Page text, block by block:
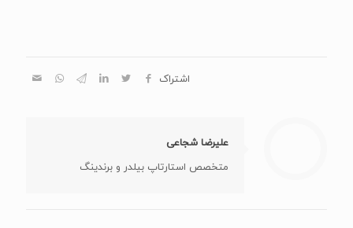
اشتراک
علیرضا شجاعی
متخصص استارتاپ بیلدر و برندینگ